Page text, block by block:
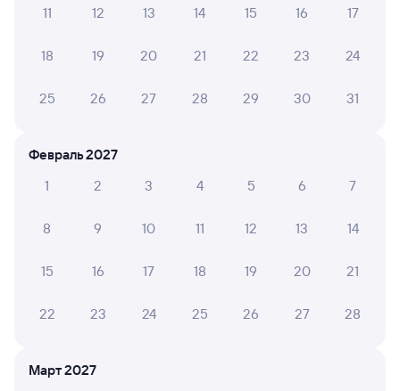
А ещё здесь можно найти
Обратные билеты из Кузнецка в Чулымскую
Отели
11 12 13 14 15 16 17
18 19 20 21 22 23 24
25 26 27 28 29 30 31
Февраль 2027
1
2 3 4 5 6 7
8 9 10 11 12 13 14
15 16 17 18 19 20 21
22 23 24 25 26 27 28
Март 2027